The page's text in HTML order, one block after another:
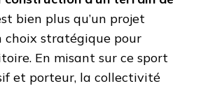
bien plus qu’un projet
choix stratégique pour
En misant sur ce sport
et porteur, la collectivité